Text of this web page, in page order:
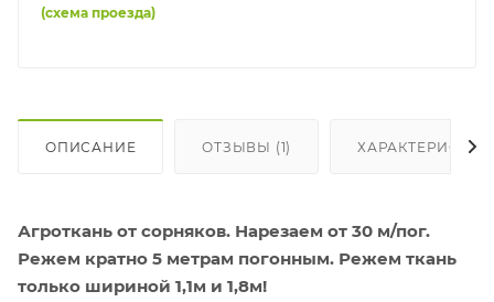
(схема проезда)
ОПИСАНИЕ ОТЗЫВЫ (1)
Агроткань от сорняков. Нарезаем от 30 м/пог.
Режем кратно 5 метрам погонным. Режем ткань
только шириной 1,1м и 1,8м!